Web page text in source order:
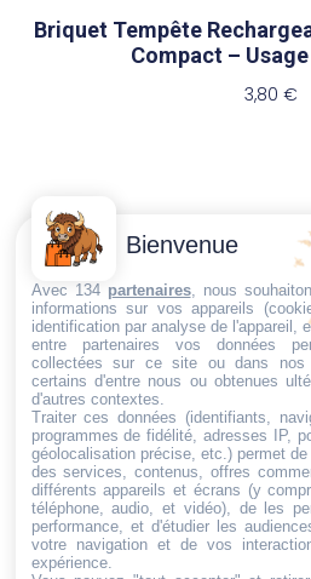
Briquet Tempête
Compact –
3,80 €
Conditions
générales
de vente
Politique de
cookies
Politique de
confidentialité
Mentions
légales
Conditions de
retour et de
remboursement
Contactez-
Nous
Email:
dt@sasbms.fr
Bienvenue
Avec 134 partenaires, nous
informations sur vos appareils
identification par analyse de l'appareil,
entre partenaires vos données
collectées sur ce site ou dans nos
certains d'entre nous ou obtenues
d'autres contextes.
Traiter ces données (identifiants,
programmes de fidélité, adresses IP,
géolocalisation précise, etc.) permet
des services, contenus, offres
différents appareils et écrans (y
téléphone, audio, et vidéo), de les
performance, et d'étudier les
votre navigation et de vos
expérience.